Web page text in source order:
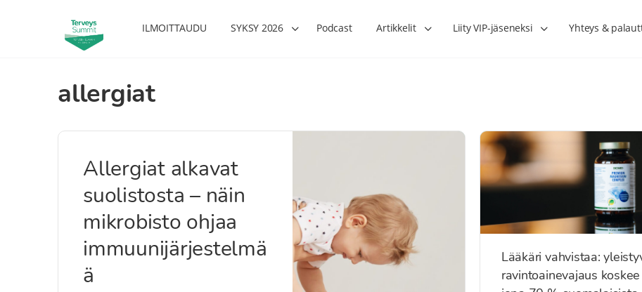
ILMOITTAUDU SYKSY 2026 Podcast Artikkelit Liity VIP-jäseneksi Yhteys &
allergiat
Allergiat alkavat
suolistosta – näin
mikrobisto ohjaa
immuunijärjestelmä
ä
Lääkäri vahvistaa:
ravintoainevajaus koskee